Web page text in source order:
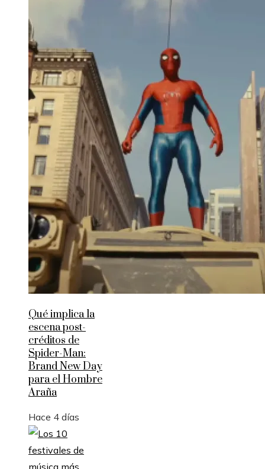
Qué implica la
escena post-
créditos de
Spider-Man:
Brand New Day
para el Hombre
Araña
Hace 4 días